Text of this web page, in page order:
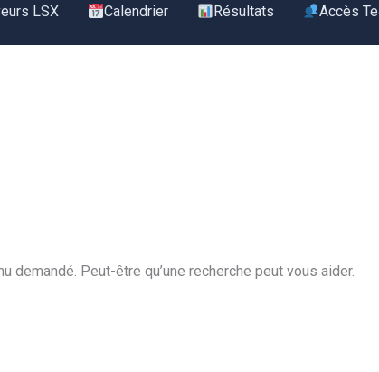
LSX Calendrier Résultats Accès
Peut-être qu’une recherche peut vous aider.